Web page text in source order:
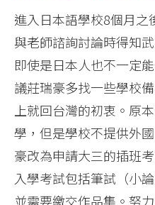
進入日本語學校8個月之
與老師諮詢討論時得知
即使是日本人也不一定
議莊瑞豪多找一些學校
上就回台灣的初衷。原
學，但是學校不提供外
豪改為申請大三的插班
入學考試包括筆試（小
並需要繳交作品集。努